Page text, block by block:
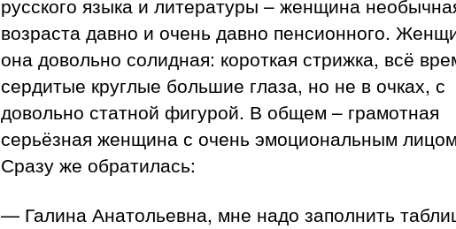
возраста давно и очень давно пенсионного.
она довольно солидная: короткая стрижка, всё
сердитые круглые большие глаза, но не в очках, с
довольно статной фигурой. В общем – грамотная
серьёзная женщина с очень эмоциональным
Сразу же обратилась:
— Галина Анатольевна, мне надо заполнить